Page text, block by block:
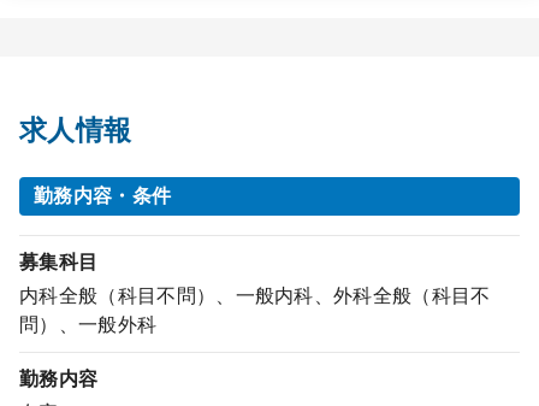
求人情報
勤務内容・条件
募集科目
内科全般（科目不問）、一般内科、外科全般（科目不
問）、一般外科
勤務内容